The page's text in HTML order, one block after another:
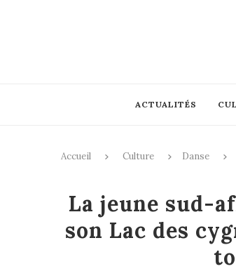
ACTUALITÉS
Accueil Culture Danse
La jeune sud-
son Lac des